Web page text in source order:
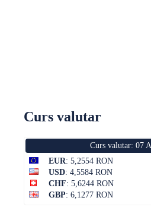
Curs valutar
Curs valutar: 07
EUR: 5,2554 RON
USD: 4,5584 RON
CHF: 5,6244 RON
GBP: 6,1277 RON